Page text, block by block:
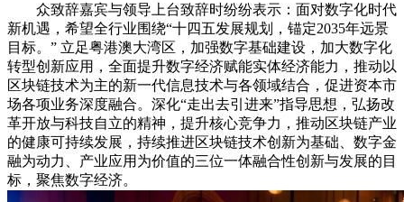
众致辞嘉宾与领导上台致辞时纷纷表示：面对数字化时代
新机遇，希望全行业围绕“十四五发展规划，锚定2035年远景
目标。” 立足粤港澳大湾区，加强数字基础建设，加大数字化
转型创新应用，全面提升数字经济赋能实体经济能力，推动以
区块链技术为主的新一代信息技术与各领域结合，促进资本市
场各项业务深度融合。深化“走出去引进来”指导思想，弘扬改
革开放与科技自立的精神，提升核心竞争力，推动区块链产业
的健康可持续发展，持续推进区块链技术创新为基础、数字金
融为动力、产业应用为价值的三位一体融合性创新与发展的目
标，聚焦数字经济。